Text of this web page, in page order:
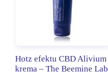
Hotz efektu CBD Alivium
krema – The Beemine Lab